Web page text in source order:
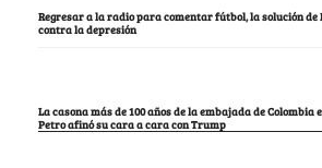
Regresar a la radio para comentar fútbol, la solución
contra la depresión
La casona más de 100 años de la embajada de Colombia
Petro afinó su cara a cara con Trump